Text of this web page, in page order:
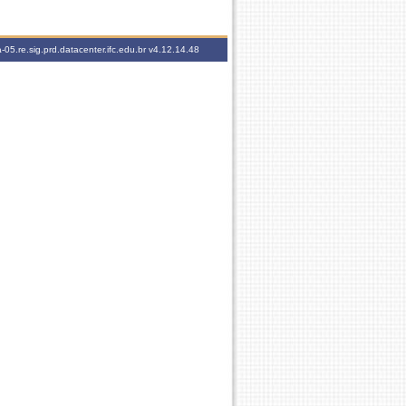
05.re.sig.prd.datacenter.ifc.edu.brv4.12.14.48